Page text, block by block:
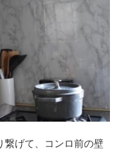
繋げて、コンロ前の壁